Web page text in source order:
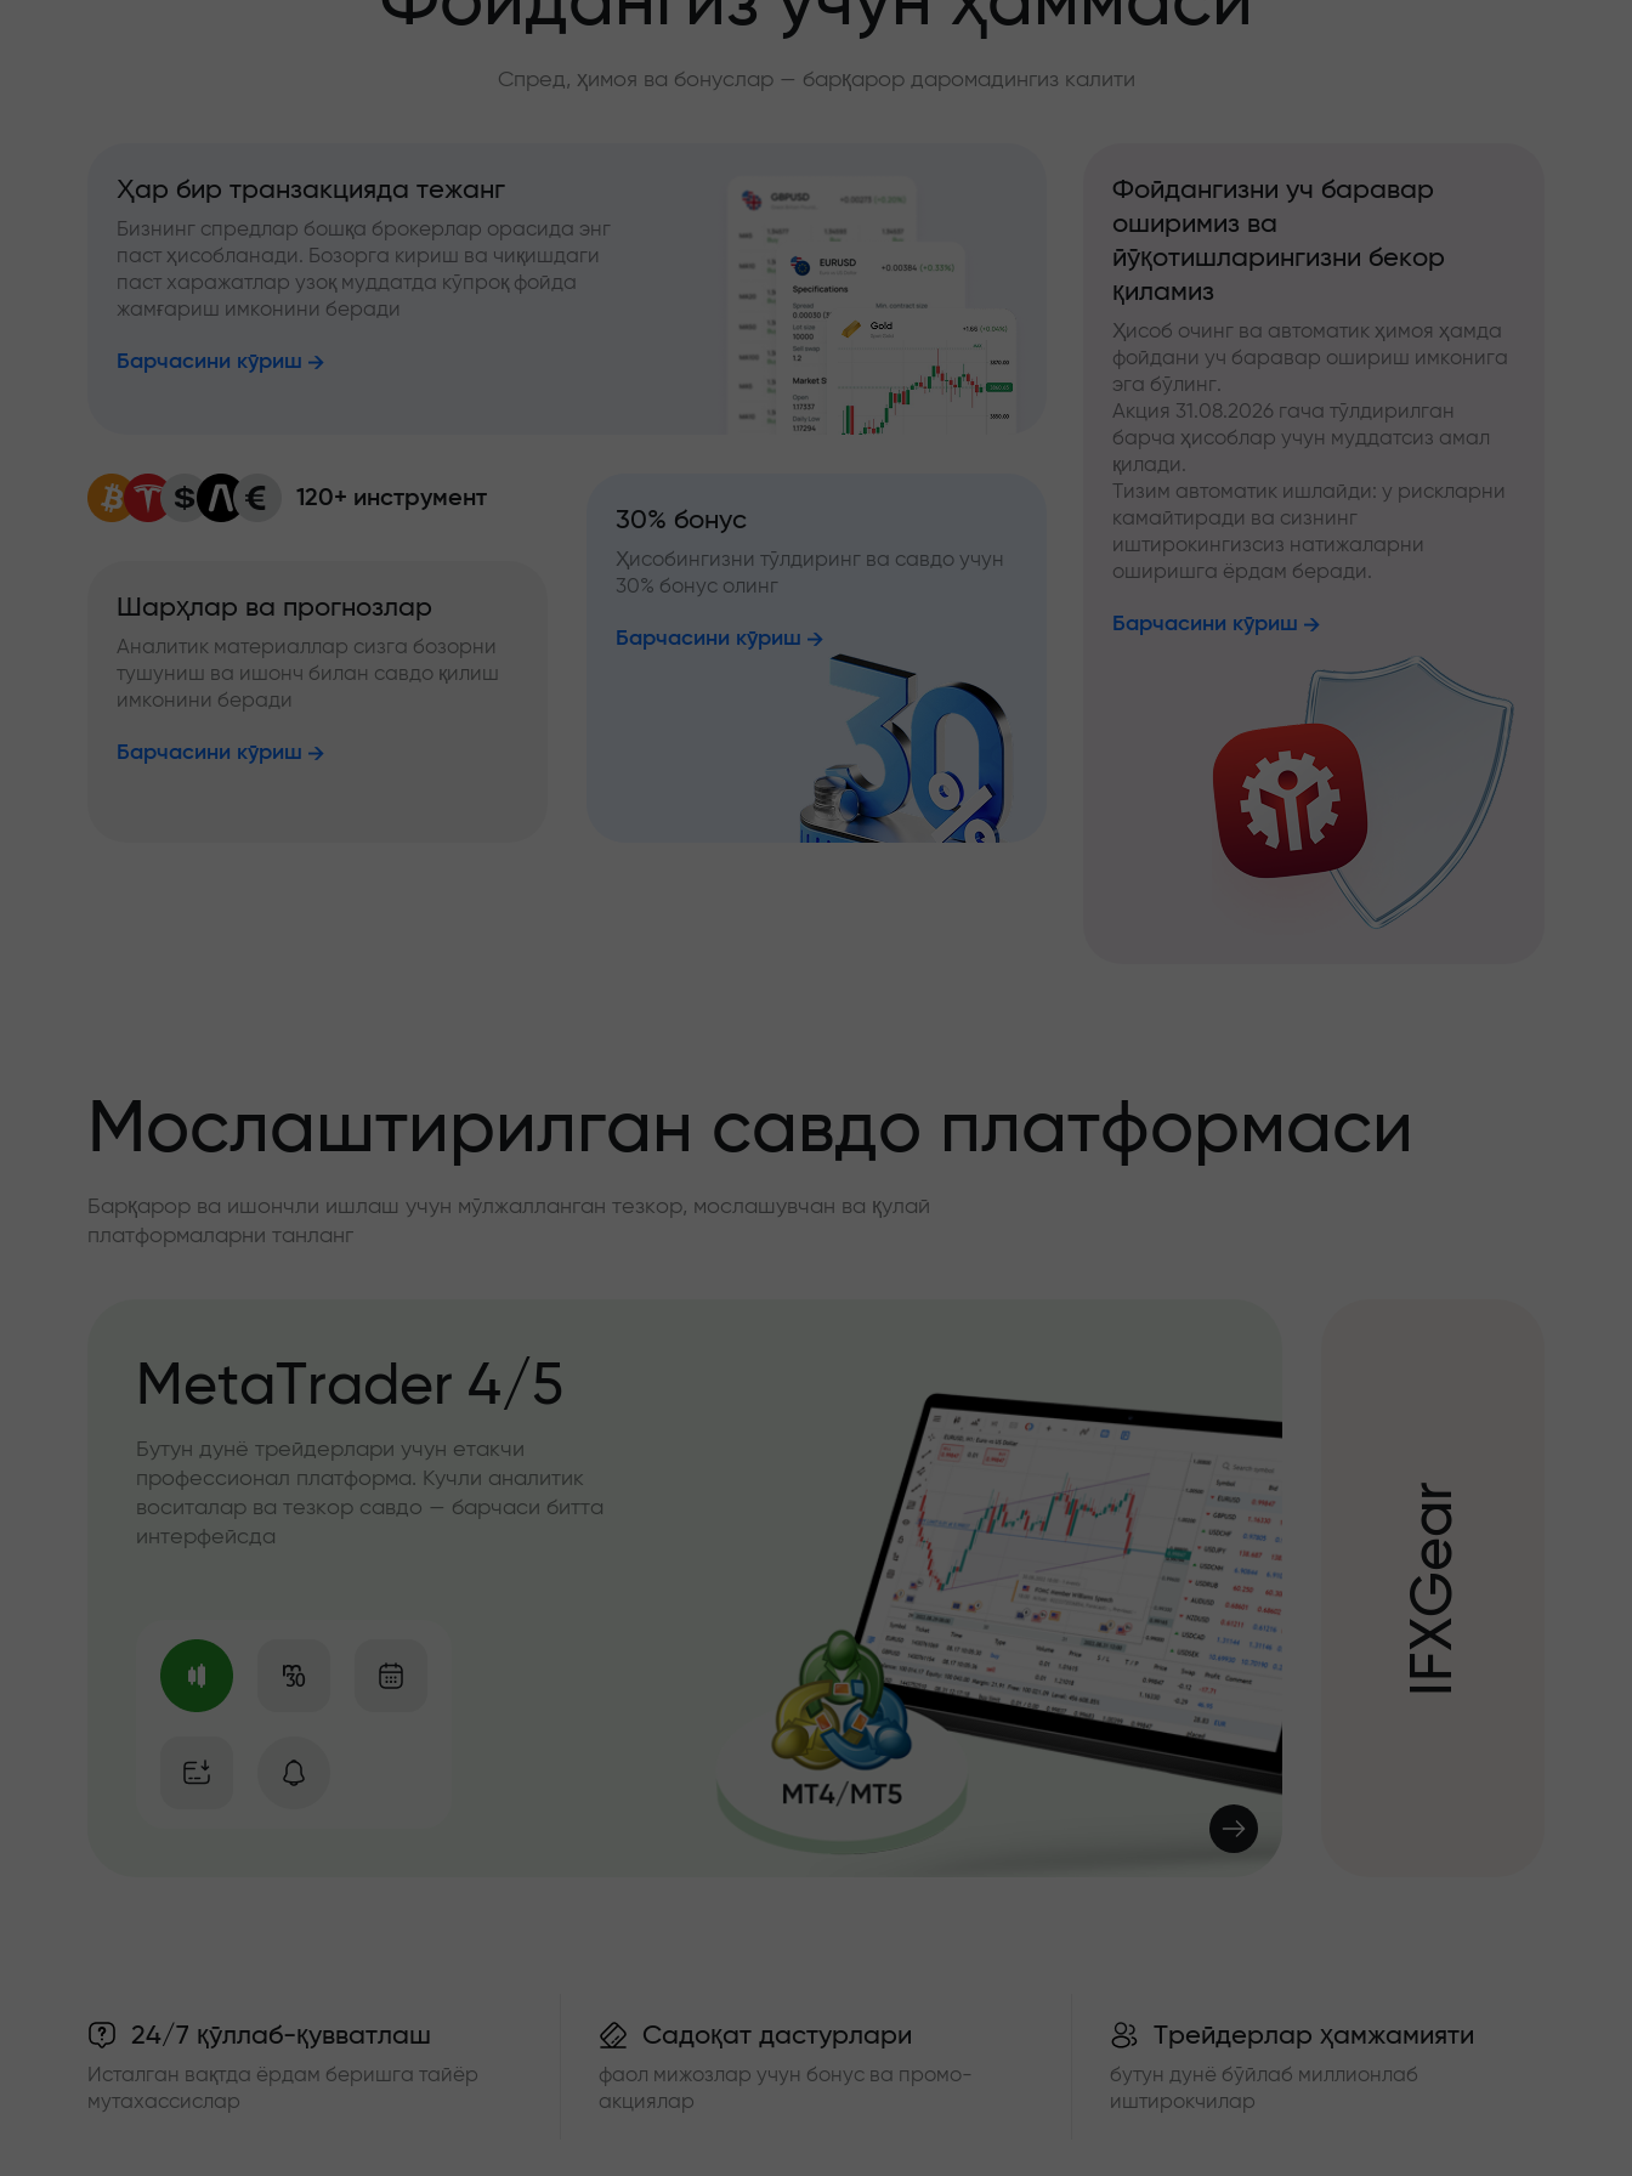
Спред, ҳимоя ва бонуслар — барқарор даромадингиз калити
Ҳар бир транзакцияда тежанг
Бизнинг спредлар бошқа брокерлар орасида энг
паст ҳисобланади. Бозорга кириш ва чиқишдаги
паст харажатлар узоқ муддатда кўпроқ фойда
жамғариш имконини беради
Барчасини кўриш
120+ инструмент
Шарҳлар ва прогнозлар
Аналитик материаллар сизга бозорни
тушуниш ва ишонч билан савдо қилиш
имконини беради
Барчасини кўриш
30% бонус
Ҳисобингизни тўлдиринг ва савдо учун
30% бонус олинг
Барчасини кўриш
Фойдангизни уч баравар
оширимиз ва
йўқотишларингизни бекор
қиламиз
Ҳисоб очинг ва автоматик ҳимоя ҳамда
фойдани уч баравар ошириш имконига
эга бўлинг.
Акция 31.08.2026 гача тўлдирилган
барча ҳисоблар учун муддатсиз амал
қилади.
Тизим автоматик ишлайди: у рискларни
камайтиради ва сизнинг
иштирокингизсиз натижаларни
оширишга ёрдам беради.
Барчасини кўриш
Мослаштирилган савдо платформаси
Барқарор ва ишончли ишлаш учун мўлжалланган тезкор, мослашувчан ва қулай
платформаларни танланг
MetaTrader 4/5
Бутун дунё трейдерлари учун етакчи
профессионал платформа. Кучли аналитик
воситалар ва тезкор савдо — барчаси битта
интерфейсда
I
F
X
G
e
a
r
24/7 қўллаб-қувватлаш
Исталган вақтда ёрдам беришга тайёр
мутахассислар
Садоқат дастурлари
фаол мижозлар учун бонус ва промо-
акциялар
Трейдерлар ҳамжамияти
бутун дунё бўйлаб миллионлаб
иштирокчилар